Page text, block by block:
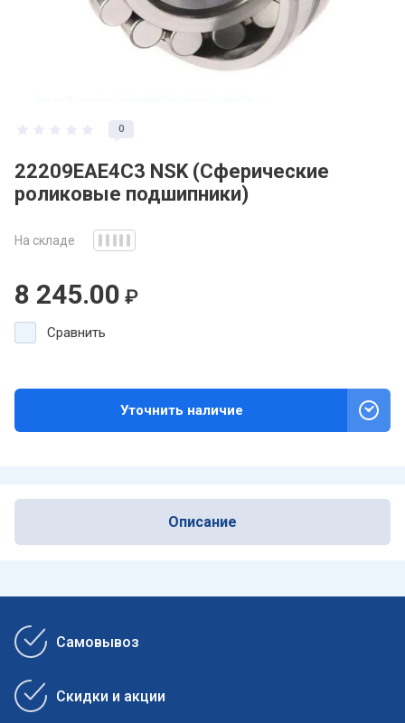
0
22209EAE4C3 NSK (Сферические
роликовые подшипники)
На складе
8 245.00 ₽
Сравнить
Уточнить наличие
Описание
Самовывоз
Скидки и акции